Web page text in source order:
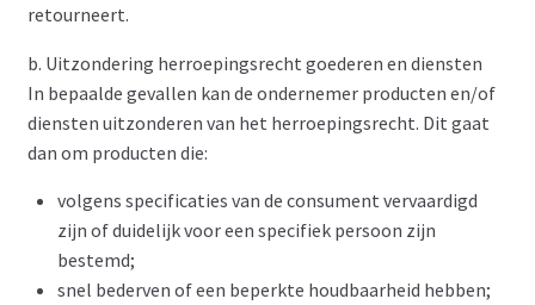
retourneert.
b. Uitzondering herroepingsrecht goederen en diensten
In bepaalde gevallen kan de ondernemer producten en/of
diensten uitzonderen van het herroepingsrecht. Dit gaat
dan om producten die:
volgens specificaties van de consument vervaardigd
zijn of duidelijk voor een specifiek persoon zijn
bestemd;
snel bederven of een beperkte houdbaarheid hebben;